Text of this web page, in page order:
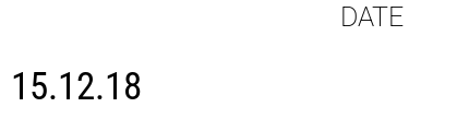
DATE
15.12.18